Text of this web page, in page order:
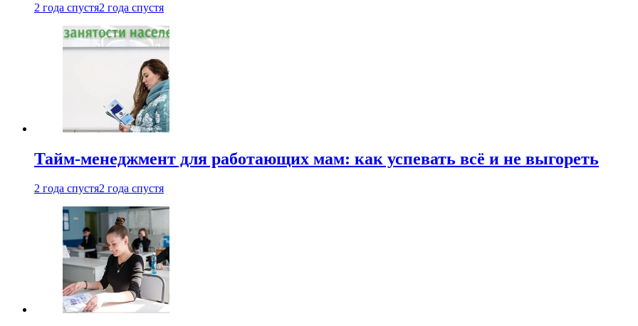
2 года спустя2 года спустя
Тайм-менеджмент для работающих мам: как успевать всё и не выгореть
2 года спустя2 года спустя